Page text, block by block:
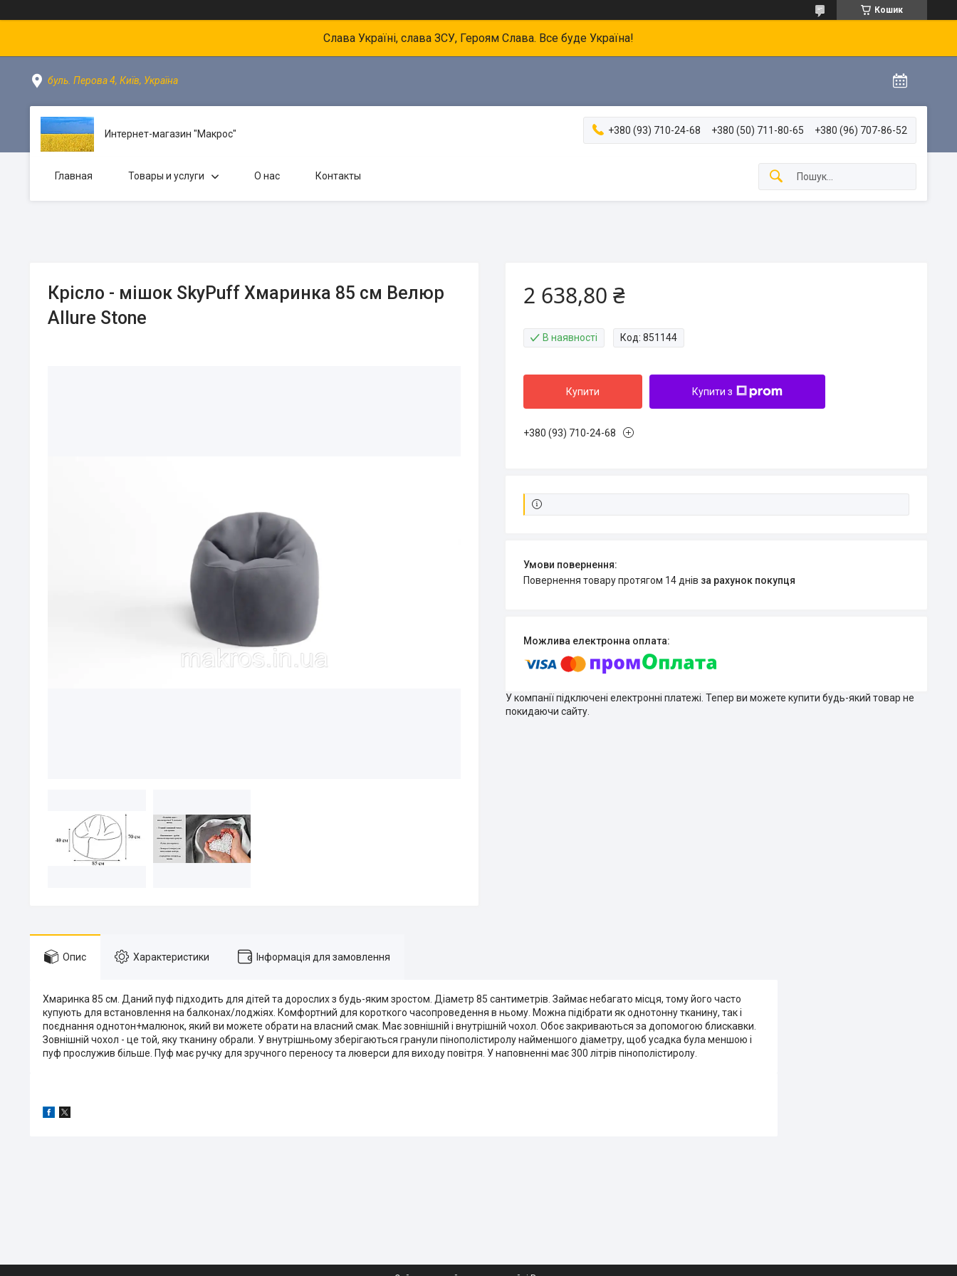
Кошик
Слава Україні, слава ЗСУ, Героям Слава. Все буде Україна!
буль. Перова 4, Київ, Україна
Интернет-магазин "Макрос" +380 (93) 710-24-68 +380 (50) 711-80-65 +380 (96) 707-86-52
Главная Товары и услуги О нас Контакты
Крісло - мішок SkyPuff Хмаринка 85 см Велюр
Allure Stone
2 638,80 ₴
В наявності Код: 851144
Купити Купити з
+380 (93) 710-24-68
повернення товару протягом 14 днів за рахунок покупця
У компанії підключені електронні платежі. Тепер ви можете купити будь-який товар не
покидаючи сайту.
Опис Характеристики Інформація для замовлення
Хмаринка 85 см. Даний пуф підходить для дітей та дорослих з будь-яким зростом. Діаметр 85 сантиметрів. Займає небагато місця, тому його часто
купують для встановлення на балконах/лоджіях. Комфортний для короткого часопроведення в ньому. Можна підібрати як однотонну тканину, так і
поєднання однотон+малюнок, який ви можете обрати на власний смак. Має зовнішній і внутрішній чохол. Обоє закриваються за допомогою блискавки.
Зовнішній чохол - це той, яку тканину обрали. У внутрішньому зберігаються гранули пінополістиролу найменшого діаметру, щоб усадка була меншою і
пуф прослужив більше. Пуф має ручку для зручного переносу та люверси для виходу повітря. У наповненні має 300 літрів пінополістиролу.